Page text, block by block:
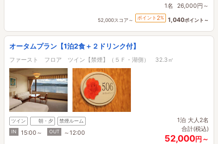
1名 26,000円～
52,000スコア～ ポイント 2% 1,040ポイント～
オータムプラン【1泊2食＋２ドリンク付】
ファースト フロア ツイン【禁煙】（５Ｆ・湖側） 32.3㎡
ツイン 朝・夕
禁煙ルーム
IN
15:00～ OUT ～12:00
1泊 大人2名
合計(税込)
52,000円～